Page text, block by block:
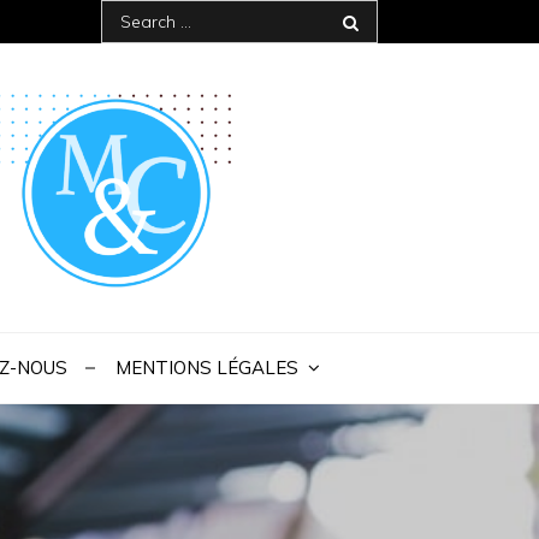
Search
for:
Bordeaux
NOUS MENTIONS LÉGALES